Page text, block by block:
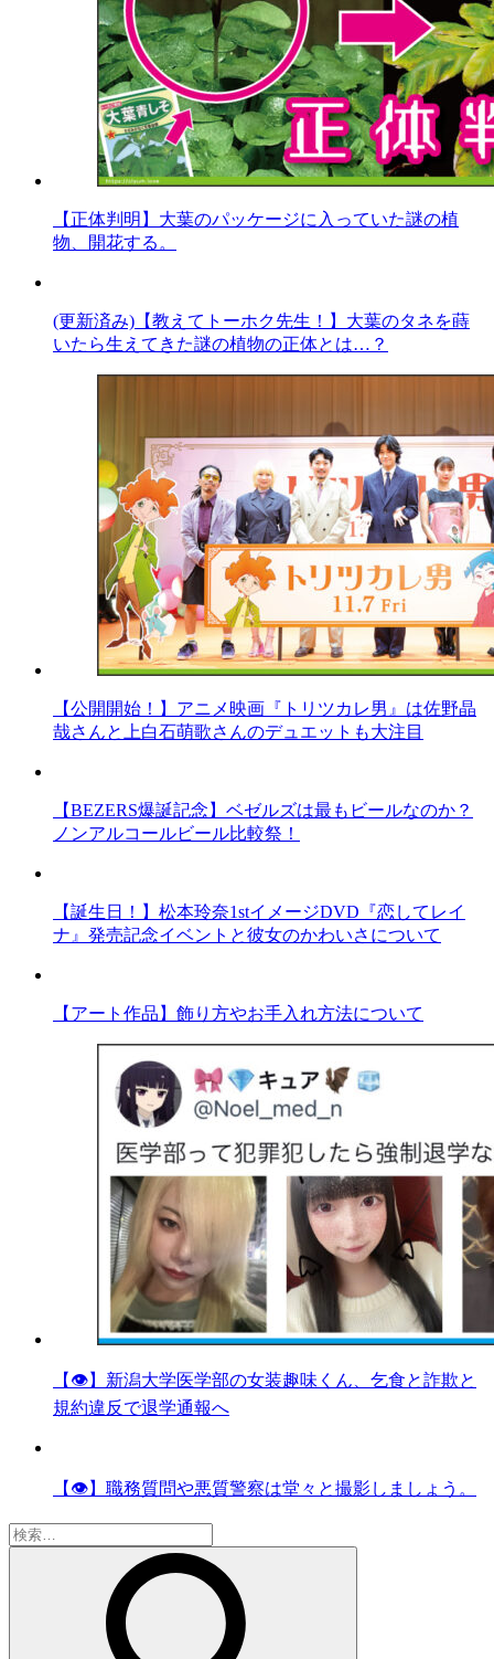
【正体判明】大葉のパッケージに入っていた謎の植
物、開花する。
(更新済み)【教えてトーホク先生！】大葉のタネを蒔
いたら生えてきた謎の植物の正体とは…？
【公開開始！】アニメ映画『トリツカレ男』は佐野晶
哉さんと上白石萌歌さんのデュエットも大注目
【BEZERS爆誕記念】ベゼルズは最もビールなのか？
ノンアルコールビール比較祭！
【誕生日！】松本玲奈1stイメージDVD『恋してレイ
ナ』発売記念イベントと彼女のかわいさについて
【アート作品】飾り方やお手入れ方法について
【👁】新潟大学医学部の女装趣味くん、乞食と詐欺と
規約違反で退学通報へ
【👁】職務質問や悪質警察は堂々と撮影しましょう。
検
索: